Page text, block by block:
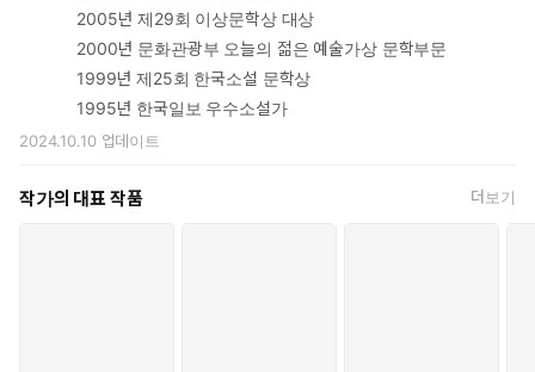
좇게 만든다. 멀게는 사십여 년 전 유년의 기억이 저장된 중철 제
본 노트에서 시작된 사랑, 따뜻한 생명에 대한 의문과 갈구가, 가
깝게는 코로나19-팬데믹에 휩싸인 2020~2024년 북향의 방과 정
원에서 “보고 듣고 냄새 맡고 맛보고 부드러움과 온기와 차가움과
통증을 느끼는” “그 생생한 감각들”이 일기와 산문 속에서 오롯하
다. “햇빛이 잎사귀들을 통과할 때 생겨나는 투명한 연둣빛이 있
해온 인간의 유전자에 새겨진 것이리라 짐작되는, 거의 근원적이
2005년 제29회 이상문학상 대상
2000년 문화관광부 오늘의 젊은 예술가상 문학부문
1999년 제25회 한국소설 문학상
1995년 한국일보 우수소설가
2024.10.10업데이트
작가의 대표 작품 더보기